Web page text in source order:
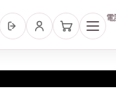
電